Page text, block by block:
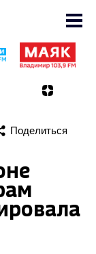
Поделиться